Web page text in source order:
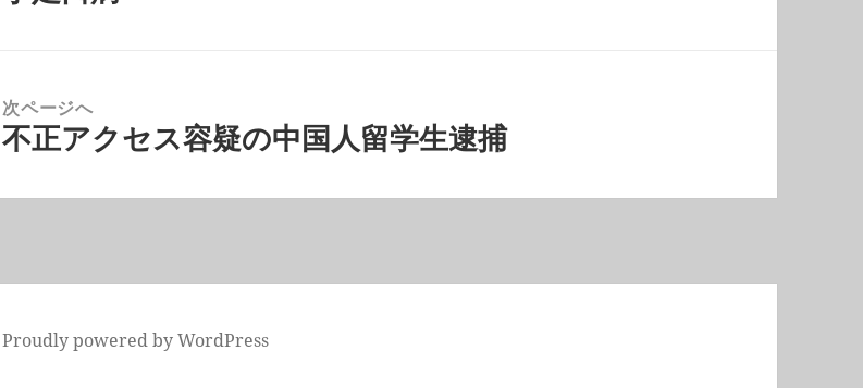
次ページへ
次
投
不正アクセス容疑の中国人留学生逮捕
Proudly powered by WordPress